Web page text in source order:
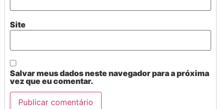
Site
Salvar meus dados neste navegador para a próxima
vez que eu comentar.